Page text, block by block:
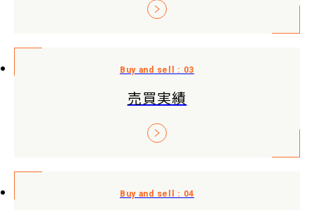
売買実績